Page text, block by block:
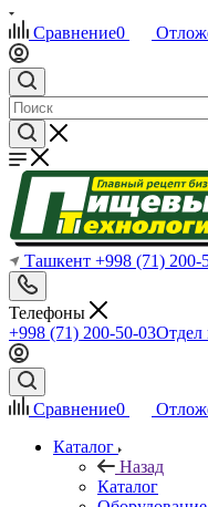
Сравнение0
Ташкент +998 (71) 200-
Телефоны
+998 (71) 200-50-03Отдел
Сравнение0
Каталог
Назад
Каталог